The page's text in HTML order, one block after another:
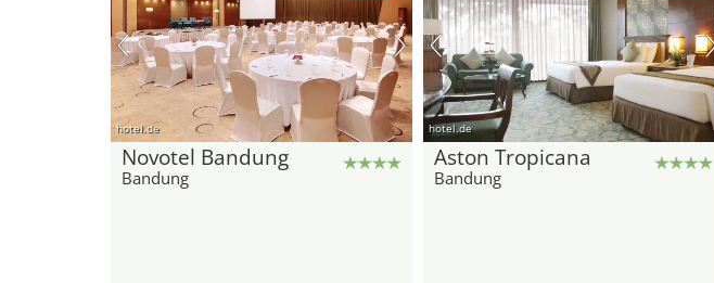
hotel.de
Novotel Bandung
Bandung
hotel.de
Aston Tropicana
Bandung